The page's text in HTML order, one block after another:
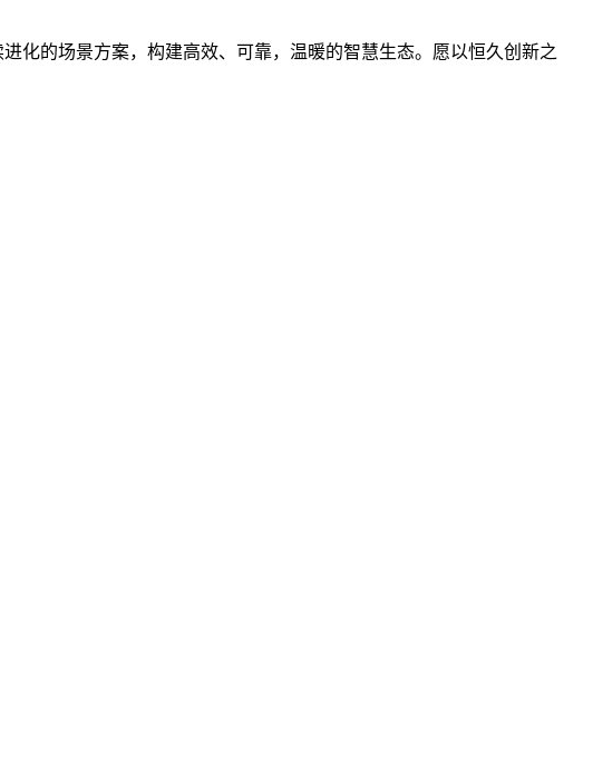
化的场景方案，构建高效、可靠，温暖的智慧生态。愿以恒久创新之